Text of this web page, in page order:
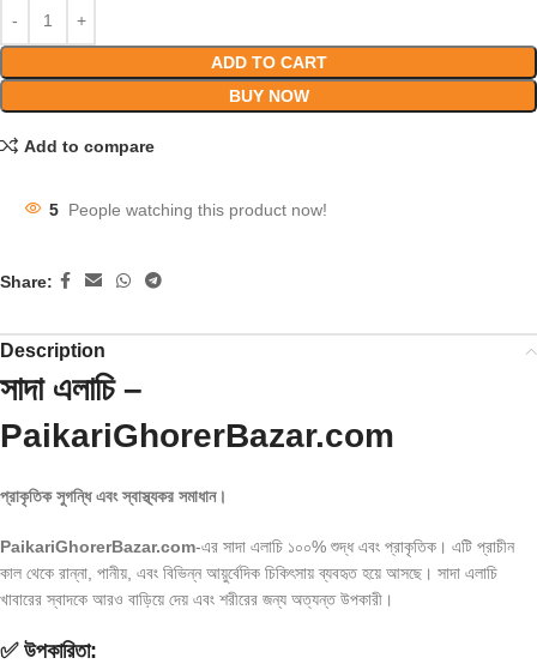
ADD TO CART
BUY NOW
Add to compare
5 People watching this product now!
Share:
Description
সাদা এলাচি –
PaikariGhorerBazar.com
প্রাকৃতিক সুগন্ধি এবং স্বাস্থ্যকর সমাধান।
PaikariGhorerBazar.com-এর সাদা এলাচি ১০০% শুদ্ধ এবং প্রাকৃতিক। এটি প্রাচীন
কাল থেকে রান্না, পানীয়, এবং বিভিন্ন আয়ুর্বেদিক চিকিৎসায় ব্যবহৃত হয়ে আসছে। সাদা এলাচি
খাবারের স্বাদকে আরও বাড়িয়ে দেয় এবং শরীরের জন্য অত্যন্ত উপকারী।
✅ উপকারিতা: